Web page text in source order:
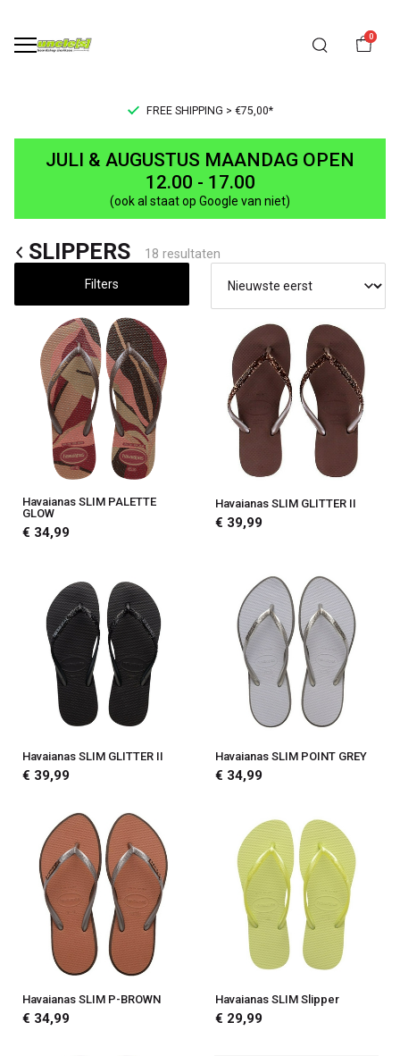
0
FREE SHIPPING > €75,00*
SLIPPERS
UNCLE[S]
Boardshop
JULI & AUGUSTUS MAANDAG OPEN
12.00 - 17.00
(ook al staat op Google van niet)
SLIPPERS 18 resultaten
Filters
Havaianas SLIM PALETTE
GLOW
€ 34,99
Havaianas SLIM GLITTER II
€ 39,99
Havaianas SLIM GLITTER II
€ 39,99
Havaianas SLIM POINT GREY
€ 34,99
Havaianas SLIM P-BROWN
€ 34,99
Havaianas SLIM Slipper
€ 29,99